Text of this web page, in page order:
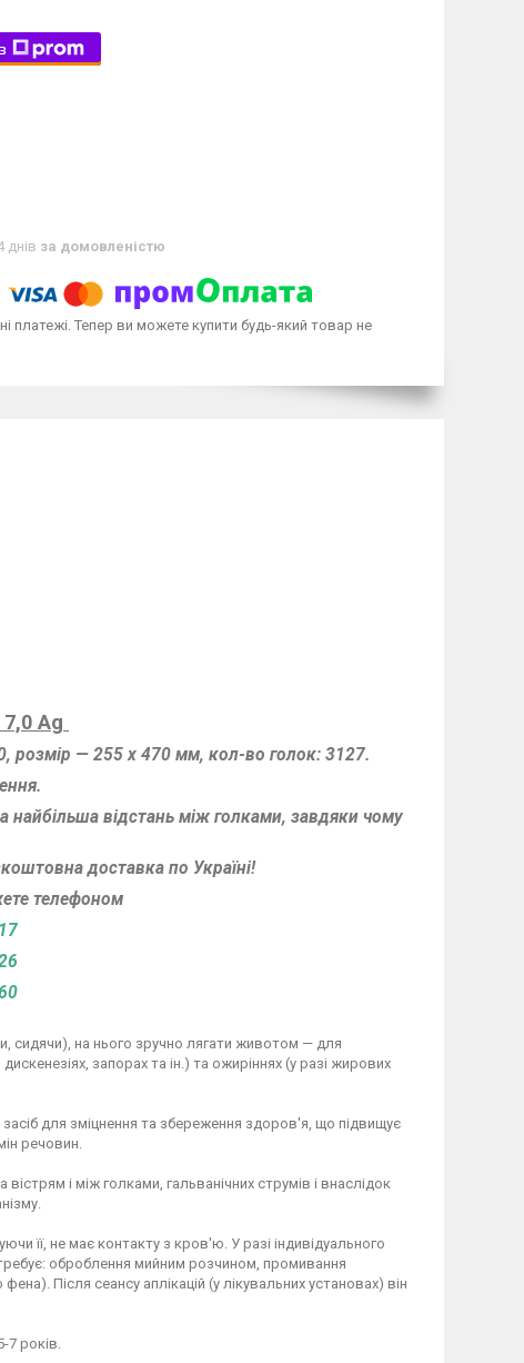
днів за домовленістю
платежі. Тепер ви можете купити будь-який товар не
7,0 Ag
розмір — 255 х 470 мм, кол-во голок: 3127.
відстань між голками, завдяки чому
доставка по Україні!
телефоном
сидячи), на нього зручно лягати животом — для
запорах та ін.) та ожиріннях (у разі жирових
для зміцнення та збереження здоров'я, що підвищує
речовин.
і між голками, гальванічних струмів і внаслідок
її, не має контакту з кров'ю. У разі індивідуального
оброблення мийним розчином, промивання
Після сеансу аплікацій (у лікувальних установах) він
7 років.